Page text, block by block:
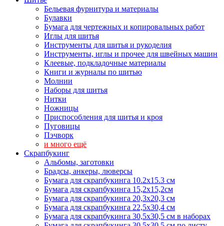
Бельевая фурнитура и материалы
Булавки
Бумага для чертежных и копировальных работ
Иглы для шитья
Инструменты для шитья и рукоделия
Инструменты, иглы и прочее для швейных машин
Клеевые, подкладочные материалы
Книги и журналы по шитью
Молнии
Наборы для шитья
Нитки
Ножницы
Приспособления для шитья и кроя
Пуговицы
Пэчворк
и много ещё
Скрапбукинг
Альбомы, заготовки
Брадсы, анкеры, люверсы
Бумага для скрапбукинга 10.2х15.3 см
Бумага для скрапбукинга 15,2х15,2см
Бумага для скрапбукинга 20,3х20,3 см
Бумага для скрапбукинга 22,5х30,4 см
Бумага для скрапбукинга 30,5х30,5 см в наборах